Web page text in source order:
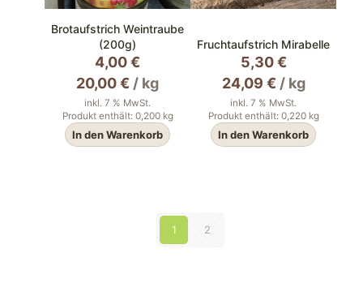
Brotaufstrich Weintraube
(200g)
4,00€
20,00€ / kg
inkl. 7 % MwSt.
Produkt enthält: 0,200 kg
In den Warenkorb
Fruchtaufstrich Mirabelle
5,30€
24,09 € / kg
inkl. 7 % MwSt.
Produkt enthält: 0,220 kg
In den Warenkorb
1 2